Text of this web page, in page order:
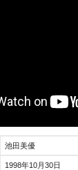
池田美優
1998年10月30日